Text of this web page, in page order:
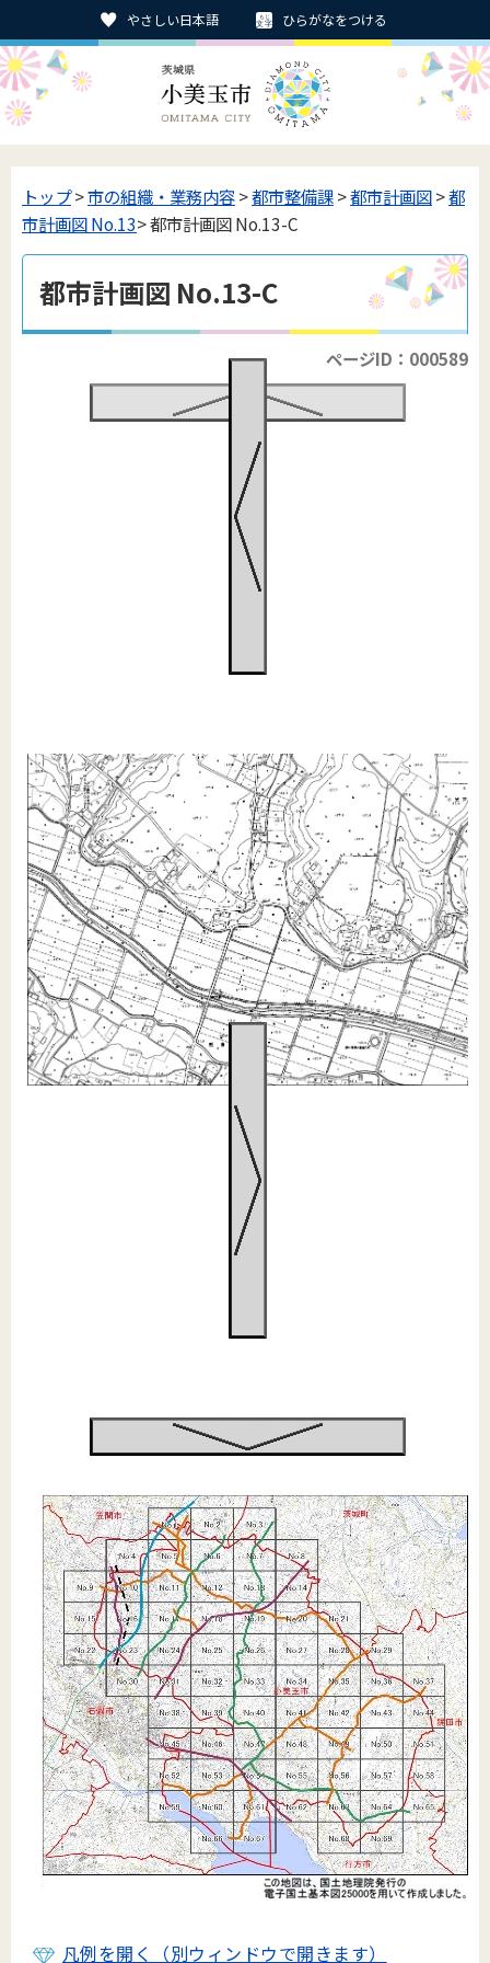
やさしい日本語 ひらがなをつける
トップ>市の組織・業務内容>都市整備課>都市計画図>都
市計画図 No.13> 都市計画図 No.13-C
都市計画図 No.13-C
ページID：000589
凡例を開く（別ウィンドウで開きます）